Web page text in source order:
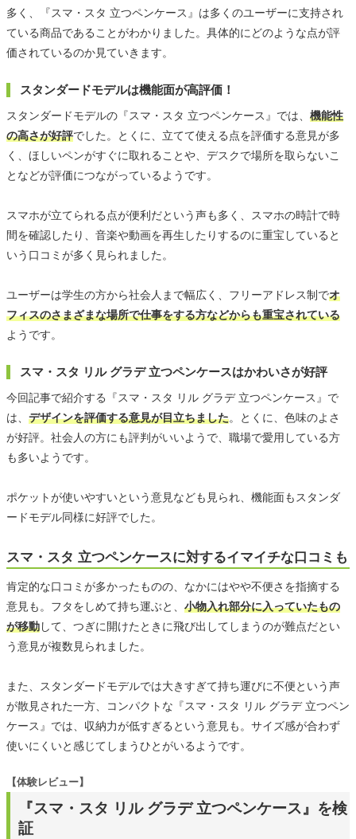
多く、『スマ・スタ 立つペンケース』は多くのユーザーに支持され
ている商品であることがわかりました。具体的にどのような点が評
価されているのか見ていきます。
スタンダードモデルは機能面が高評価！
スタンダードモデルの『スマ・スタ 立つペンケース』では、 機能性
の高さが好評でした。とくに、立てて使える点を評価する意見が多
く、ほしいペンがすぐに取れることや、デスクで場所を取らないこ
となどが評価につながっているようです。
スマホが立てられる点が便利だという声も多く、スマホの時計で時
間を確認したり、音楽や動画を再生したりするのに重宝していると
いう口コミが多く見られました。
ユーザーは学生の方から社会人まで幅広く、フリーアドレス制でオ
フィスのさまざまな場所で仕事をする方などからも重宝されている
ようです。
スマ・スタ リル グラデ 立つペンケースはかわいさが好評
今回記事で紹介する『スマ・スタ リル グラデ 立つペンケース』で
は、 デザインを評価する意見が目立ちました。とくに、色味のよさ
が好評。社会人の方にも評判がいいようで、職場で愛用している方
も多いようです。
ポケットが使いやすいという意見なども見られ、機能面もスタンダ
ードモデル同様に好評でした。
スマ・スタ 立つペンケースに対するイマイチな口コミも
肯定的な口コミが多かったものの、なかにはやや不便さを指摘する
意見も。フタをしめて持ち運ぶと、 小物入れ部分に入っていたもの
が移動して、つぎに開けたときに飛び出してしまうのが難点だとい
う意見が複数見られました。
また、スタンダードモデルでは大きすぎて持ち運びに不便という声
が散見された一方、コンパクトな『スマ・スタ リル グラデ 立つペン
ケース』では、収納力が低すぎるという意見も。サイズ感が合わず
使いにくいと感じてしまうひとがいるようです。
『スマ・スタ リル グラデ 立つペンケース』を検
証
【体験レビュー】